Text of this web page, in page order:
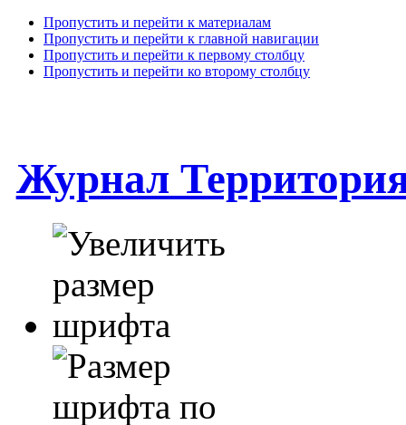
Пропустить и перейти к материалам
Пропустить и перейти к главной навигации
Пропустить и перейти к первому столбцу
Пропустить и перейти ко второму столбцу
Журнал